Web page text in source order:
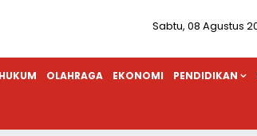
Sabtu, 08 Agustus
HUKUM OLAHRAGA EKONOMI PENDIDIKAN